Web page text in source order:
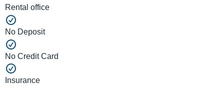
Rental office
No Deposit
No Credit Card
Insurance